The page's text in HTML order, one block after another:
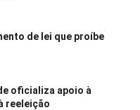
de lei que proíbe
oficializa apoio à
reeleição